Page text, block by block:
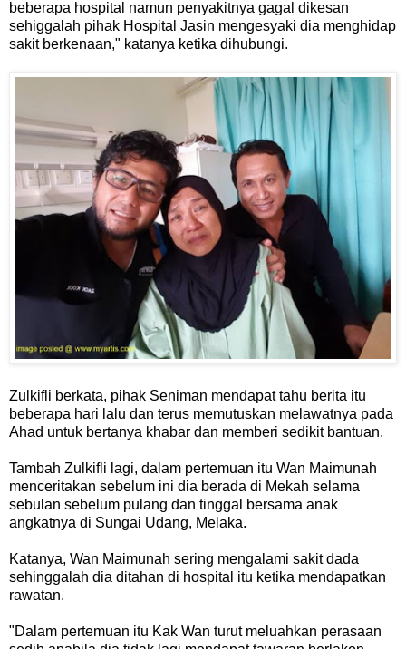
beberapa hospital namun penyakitnya gagal dikesan
sehiggalah pihak Hospital Jasin mengesyaki dia menghidap
sakit berkenaan," katanya ketika dihubungi.
Zulkifli berkata, pihak Seniman mendapat tahu berita itu
beberapa hari lalu dan terus memutuskan melawatnya pada
Ahad untuk bertanya khabar dan memberi sedikit bantuan.
Tambah Zulkifli lagi, dalam pertemuan itu Wan Maimunah
menceritakan sebelum ini dia berada di Mekah selama
sebulan sebelum pulang dan tinggal bersama anak
angkatnya di Sungai Udang, Melaka.
Katanya, Wan Maimunah sering mengalami sakit dada
sehinggalah dia ditahan di hospital itu ketika mendapatkan
rawatan.
"Dalam pertemuan itu Kak Wan turut meluahkan perasaan